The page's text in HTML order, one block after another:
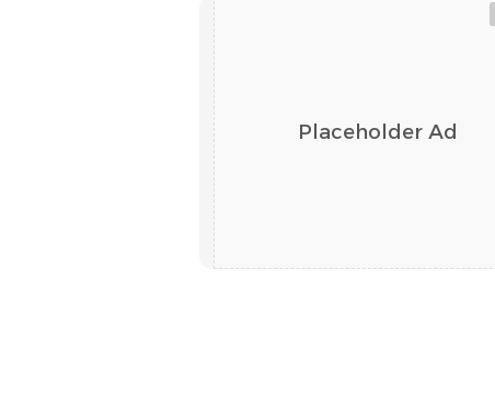
Placeholder Ad